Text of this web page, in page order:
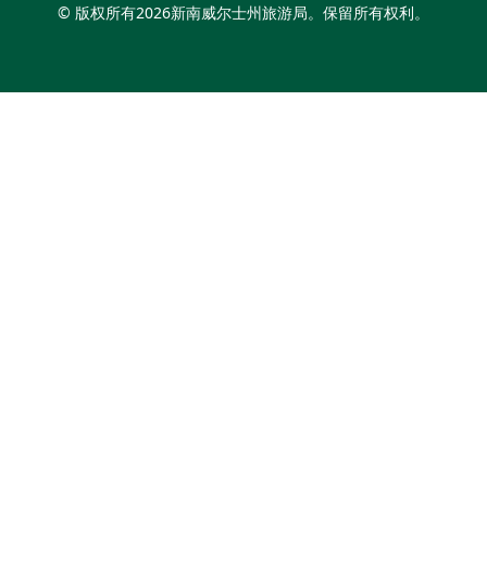
© 版权所有2026新南威尔士州旅游局。保留所有权利。